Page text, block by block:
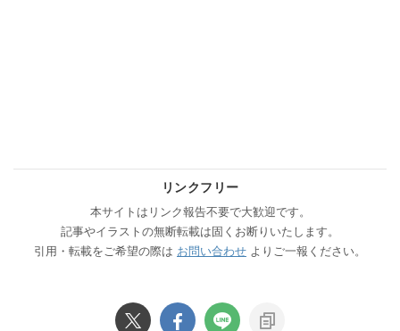
リンクフリー
本サイトはリンク報告不要で大歓迎です。
記事やイラストの無断転載は固くお断りいたします。
引用・転載をご希望の際は お問い合わせ よりご一報ください。